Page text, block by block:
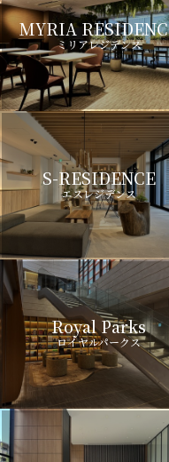
MYRIA
ミリアレジデンス
S-RESIDENCE
エスレジデンス
Royal Parks
ロイヤルパークス